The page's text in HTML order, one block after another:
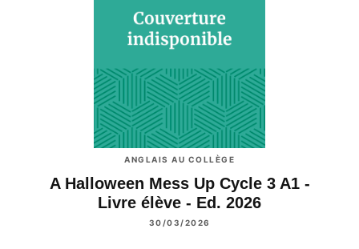
ANGLAIS AU COLLÈGE
A Halloween Mess Up Cycle 3 A1 -
Livre élève - Ed. 2026
30/03/2026